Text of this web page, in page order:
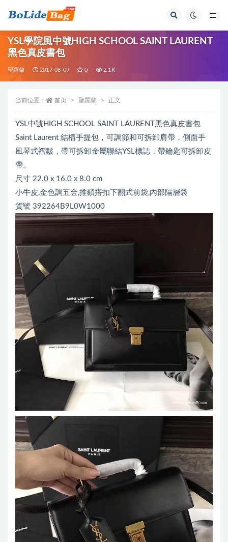
YSL學院風中號HIGH SCHOOL SAINT LAURENT
黑色真皮書包
聖羅蘭 2017-08-09 0 2.1K
当前位置： 首页 聖羅蘭 正文
YSL中號HIGH SCHOOL SAINT LAURENT黑色真皮書包
Saint Laurent 結構手提包，可調節和可拆卸肩帶，側面手
風琴式褶皺，帶可拆卸金屬聯結YSL標誌，帶鑰匙可拆卸皮
帶。
尺寸 22.0 x 16.0 x 8.0 cm
小牛皮,金色調五金,推鎖搭扣下翻式前袋,內部隔層袋
貨號 392264B9L0W1000